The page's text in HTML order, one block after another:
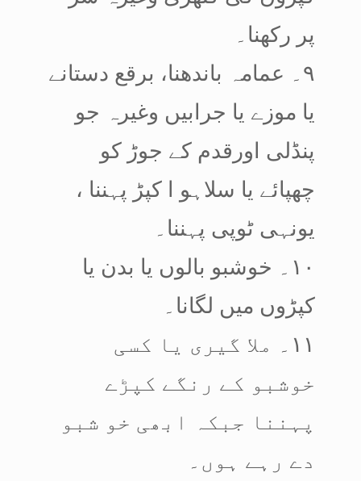
پر رکھنا۔
۹۔ عمامہ باندھنا، برقع دستانے
یا موزے یا جرابیں وغیرہ جو
پنڈلی اورقدم کے جوڑ کو
چھپائے یا سلاہو ا کپڑ پہننا ،
یونہی ٹوپی پہننا۔
۱۰۔ خوشبو بالوں یا بدن یا
کپڑوں میں لگانا۔
۱۱۔ ملا گیری یا کسی
خوشبو کے رنگے کپڑے
پہننا جبکہ ابھی خو شبو
دے رہے ہوں۔